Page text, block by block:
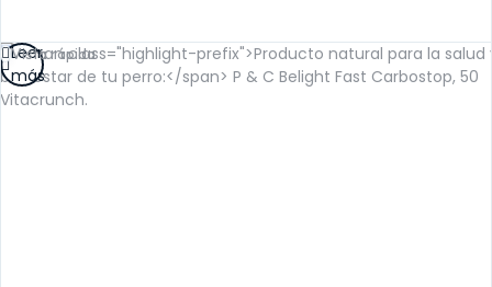
Vista rápida
Leer
más